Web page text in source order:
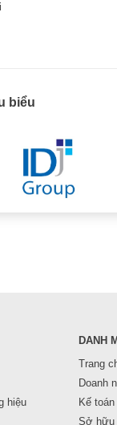
biểu
hiệu
DANH
Trang
Doanh
Kế
Sở hữu